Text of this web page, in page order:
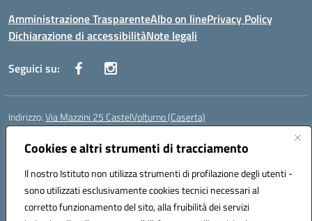
Cookies e altri strumenti di tracciamento
Il nostro Istituto non utilizza strumenti di profilazione degli utenti -
sono utilizzati esclusivamente cookies tecnici necessari al
corretto funzionamento del sito, alla fruibilità dei servizi
Amministrazione TrasparenteAlbo on linePrivacy Policy
Dichiarazione di accessibilitàNote legali
Seguici su:
Indirizzo:Via Mazzini 25 CastelVolturno (Caserta)
Centralino:
Posta elettronica certificata (PEC):ceis014005@pec.istruzione.it
Codice fiscale: 93063510619
Codice meccanografico:CEIS014005
Codice Indice delle Pubbliche Amministrazioni (IPA): istsc_ceis014005
Codice unico di fatturazione (CUF): UOU8EW